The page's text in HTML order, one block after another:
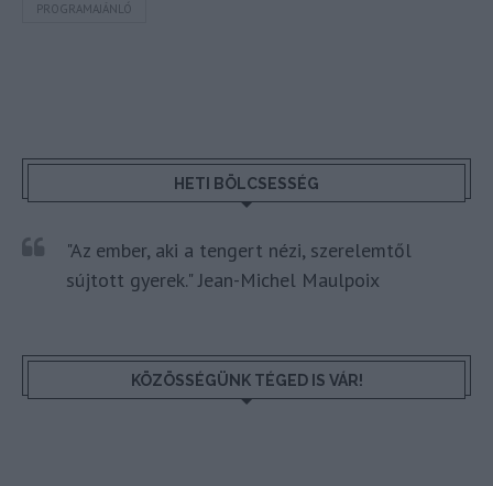
PROGRAMAJÁNLÓ
HETI BÖLCSESSÉG
"Az ember, aki a tengert nézi, szerelemtől
sújtott gyerek." Jean-Michel Maulpoix
KÖZÖSSÉGÜNK TÉGED IS VÁR!